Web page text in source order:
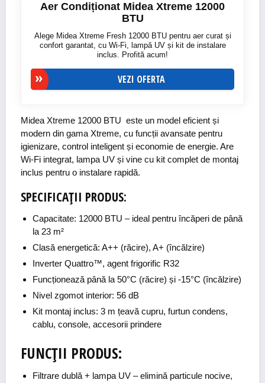
Aer Condiționat Midea Xtreme 12000
BTU
Alege Midea Xtreme Fresh 12000 BTU pentru aer curat și
confort garantat, cu Wi-Fi, lampă UV și kit de instalare
inclus. Profită acum!
VEZI OFERTA
Midea Xtreme 12000 BTU este un model eficient și
modern din gama Xtreme, cu funcții avansate pentru
igienizare, control inteligent și economie de energie. Are
Wi-Fi integrat, lampa UV și vine cu kit complet de montaj
inclus pentru o instalare rapidă.
SPECIFICAȚII PRODUS:
Capacitate: 12000 BTU – ideal pentru încăperi de până
la 23 m²
Clasă energetică: A++ (răcire), A+ (încălzire)
Inverter Quattro™, agent frigorific R32
Funcționează până la 50°C (răcire) și -15°C (încălzire)
Nivel zgomot interior: 56 dB
Kit montaj inclus: 3 m țeavă cupru, furtun condens,
cablu, console, accesorii prindere
FUNCȚII PRODUS:
Filtrare dublă + lampa UV – elimină particule nocive,